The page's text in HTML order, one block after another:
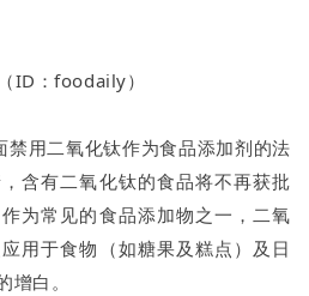
ID：foodaily）
用二氧化钛作为食品添加剂的法
含有二氧化钛的食品将不再获批
为常见的食品添加物之一，二氧
用于食物（如糖果及糕点）及日
白。